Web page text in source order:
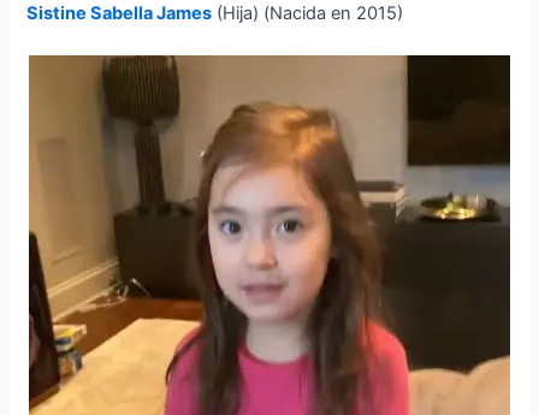
Sistine Sabella James (Hija) (Nacida en 2015)